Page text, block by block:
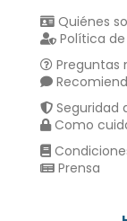
Quiénes
Política
Preguntas
Seguridad
Como
Prensa